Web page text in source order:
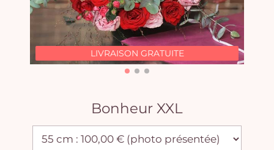
LIVRAISON GRATUITE
Bonheur XXL